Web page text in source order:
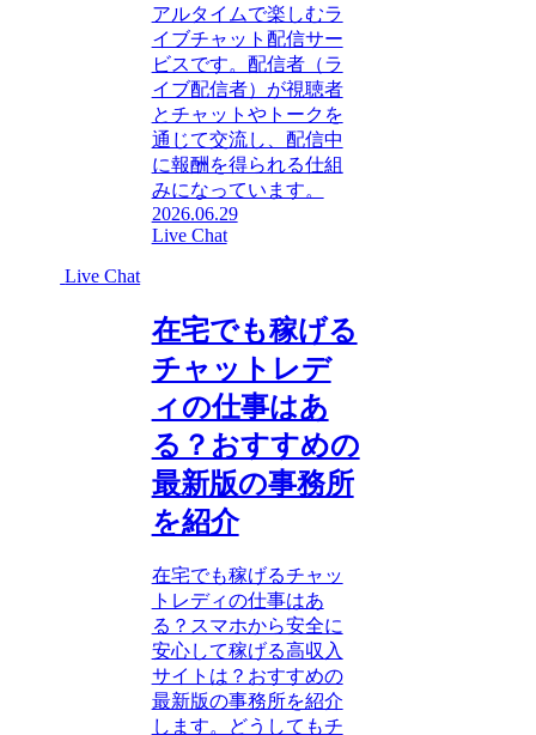
アルタイムで楽しむラ
イブチャット配信サー
ビスです。配信者（ラ
イブ配信者）が視聴者
とチャットやトークを
通じて交流し、配信中
に報酬を得られる仕組
みになっています。
2026.06.29
Live Chat
Live Chat
在宅でも稼げる
チャットレデ
ィの仕事はあ
る？おすすめの
最新版の事務所
を紹介
在宅でも稼げるチャッ
トレディの仕事はあ
る？スマホから安全に
安心して稼げる高収入
サイトは？おすすめの
最新版の事務所を紹介
します。どうしてもチ